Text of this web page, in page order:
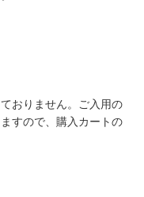
おりません。ご入用の
すので、購入カートの